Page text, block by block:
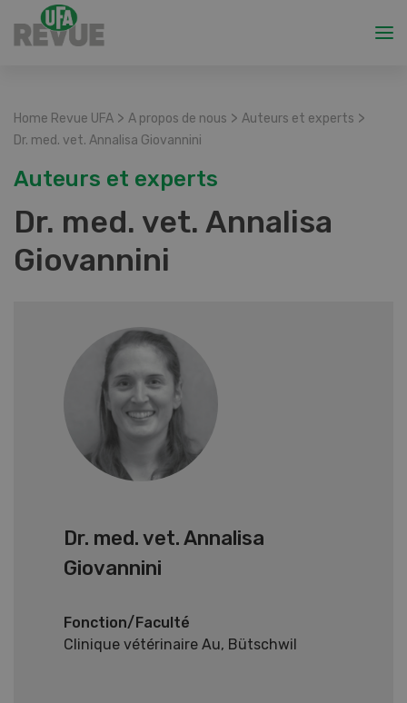
Home Revue UFA > A propos de nous > Auteurs et experts >
Dr. med. vet. Annalisa Giovannini
Auteurs et experts
Dr. med. vet. Annalisa
Giovannini
Dr. med. vet. Annalisa
Giovannini
Fonction/Faculté
Clinique vétérinaire Au, Bütschwil